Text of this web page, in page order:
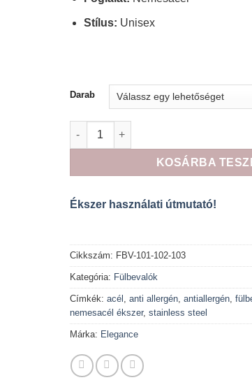
Stílus: Unisex
Darab
Elegance nemesacél fülbevaló a
KOSÁRBA
Ékszer használati útmutató!
Cikkszám: FBV-101-102-103
Kategória: Fülbevalók
Címkék: acél , anti allergén, antiallergén,
nemesacél ékszer, stainless steel
Márka: Elegance